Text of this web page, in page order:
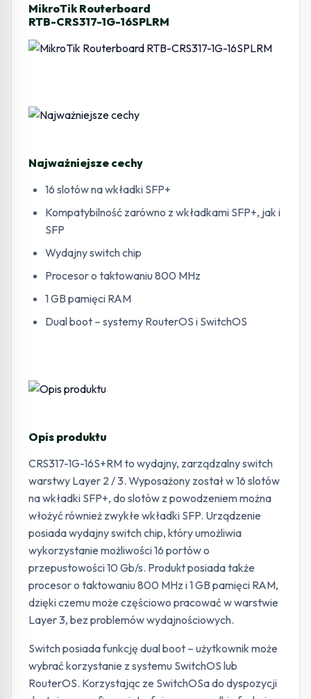
MikroTik Routerboard
RTB-CRS317-1G-16SPLRM
Najważniejsze cechy
16 slotów na wkładki SFP+
Kompatybilność zarówno z wkładkami SFP+, jak i
SFP
Wydajny switch chip
Procesor o taktowaniu 800 MHz
1 GB pamięci RAM
Dual boot – systemy RouterOS i SwitchOS
Opis produktu
CRS317-1G-16S+RM to wydajny, zarządzalny switch
warstwy Layer 2 / 3. Wyposażony został w 16 slotów
na wkładki SFP+, do slotów z powodzeniem można
włożyć również zwykłe wkładki SFP. Urządzenie
posiada wydajny switch chip, który umożliwia
wykorzystanie możliwości 16 portów o
przepustowości 10 Gb/s. Produkt posiada także
procesor o taktowaniu 800 MHz i 1 GB pamięci RAM,
dzięki czemu może częściowo pracować w warstwie
Layer 3, bez problemów wydajnościowych.
Switch posiada funkcję dual boot – użytkownik może
wybrać korzystanie z systemu SwitchOS lub
RouterOS. Korzystając ze SwitchOSa do dyspozycji